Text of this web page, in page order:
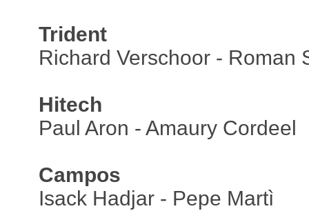
Trident
Richard Verschoor - Roman
Hitech
Paul Aron - Amaury Cordeel
Campos
Isack Hadjar - Pepe Martì